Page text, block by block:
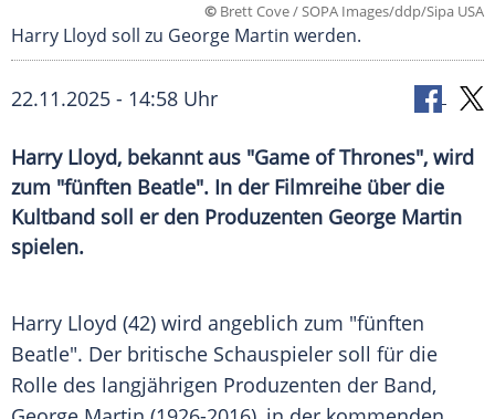
© Brett Cove / SOPA Images/ddp/Sipa USA
Harry Lloyd soll zu George Martin werden.
22.11.2025 - 14:58 Uhr
Harry Lloyd, bekannt aus "Game of Thrones", wird
zum "fünften Beatle". In der Filmreihe über die
Kultband soll er den Produzenten George Martin
spielen.
Harry Lloyd (42) wird angeblich zum "fünften
Beatle". Der britische Schauspieler soll für die
Rolle des langjährigen Produzenten der Band,